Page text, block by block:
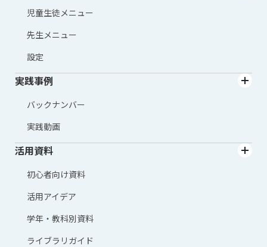
児童生徒メニュー
先生メニュー
設定
実践事例
バックナンバー
実践動画
活用資料
初心者向け資料
活用アイデア
学年・教科別資料
ライブラリガイド